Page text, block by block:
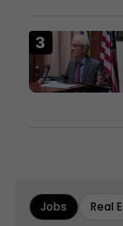
Jobs Real